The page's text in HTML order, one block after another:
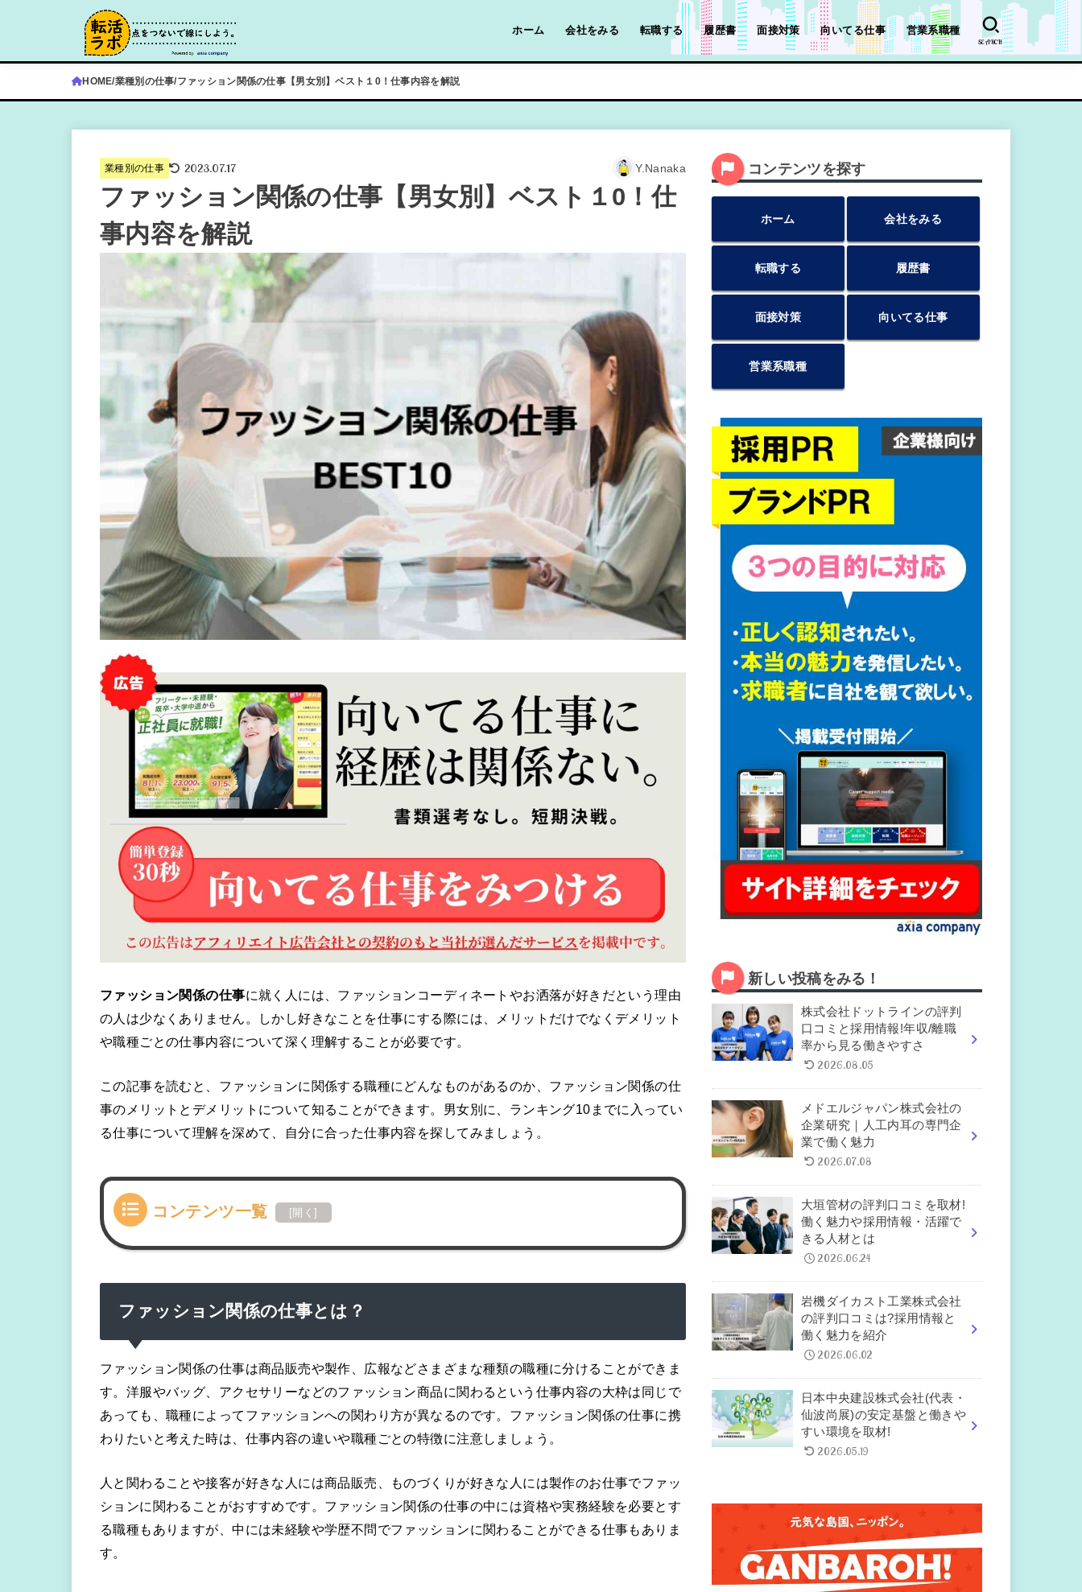
ホーム 会社をみる 転職する 履歴書 面接対策 向いてる仕事 営業系職種
SEARCH
HOME 業種別の仕事 ファッション関係の仕事【男女別】ベスト１0！仕事内容を解説
業種別の仕事 2023.07.17 Y.Nanaka
ファッション関係の仕事【男女別】ベスト１0！仕
事内容を解説
ファッション関係の仕事に就く人には、ファッションコーディネートやお洒落が好きだという理由
の人は少なくありません。しかし好きなことを仕事にする際には、メリットだけでなくデメリット
や職種ごとの仕事内容について深く理解することが必要です。
この記事を読むと、ファッションに関係する職種にどんなものがあるのか、ファッション関係の仕
事のメリットとデメリットについて知ることができます。男女別に、ランキング10までに入ってい
る仕事について理解を深めて、自分に合った仕事内容を探してみましょう。
コンテンツ一覧 [開く]
ファッション関係の仕事とは？
ファッション関係の仕事は商品販売や製作、広報などさまざまな種類の職種に分けることができま
す。洋服やバッグ、アクセサリーなどのファッション商品に関わるという仕事内容の大枠は同じで
あっても、職種によってファッションへの関わり方が異なるのです。ファッション関係の仕事に携
わりたいと考えた時は、仕事内容の違いや職種ごとの特徴に注意しましょう。
人と関わることや接客が好きな人には商品販売、ものづくりが好きな人には製作のお仕事でファッ
ションに関わることがおすすめです。ファッション関係の仕事の中には資格や実務経験を必要とす
る職種もありますが、中には未経験や学歴不問でファッションに関わることができる仕事もありま
す。
コンテンツを探す
ホーム 会社をみる
転職する 履歴書
面接対策 向いてる仕事
営業系職種
新しい投稿をみる！
株式会社ドットラインの評判
口コミと採用情報!年収/離職
率から見る働きやすさ
2026.08.05
メドエルジャパン株式会社の
企業研究｜人工内耳の専門企
業で働く魅力
2026.07.08
大垣管材の評判口コミを取材!
働く魅力や採用情報・活躍で
きる人材とは
2026.06.24
岩機ダイカスト工業株式会社
の評判口コミは?採用情報と
働く魅力を紹介
2026.06.02
日本中央建設株式会社(代表・
仙波尚展)の安定基盤と働きや
すい環境を取材!
2026.05.19